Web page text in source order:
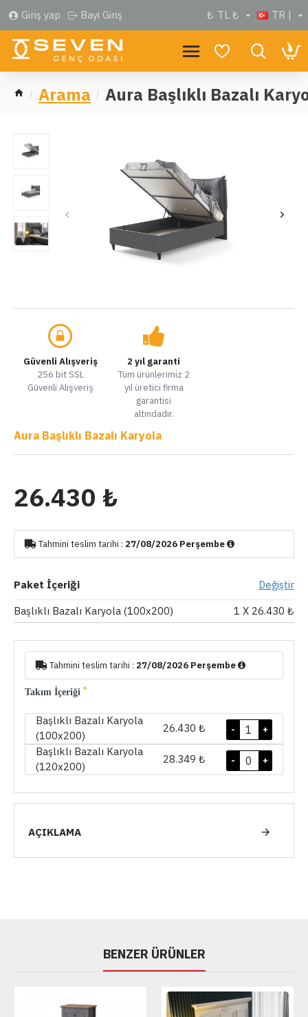
Giriş yap Bayi Giriş ₺ TL ₺ TR |
Arama Aura Başlıklı Bazalı
Güvenli Alışveriş
256 bit SSL
Güvenli Alışveriş
2 yıl garanti
Tüm ürünlerimiz 2
yıl üretici firma
garantisi
altındadır.
Aura Başlıklı Bazalı Karyola
26.430 ₺
Tahmini teslim tarihi : 27/08/2026 Perşembe
Paket İçeriği
Değiştir
Başlıklı Bazalı Karyola (100x200)
1 X 26.430 ₺
Tahmini teslim tarihi : 27/08/2026 Perşembe
Takım İçeriği
Başlıklı Bazalı Karyola
(100x200)
26.430 ₺ +
-
Başlıklı Bazalı Karyola
(120x200)
28.349 ₺ +
-
AÇIKLAMA
BENZER ÜRÜNLER